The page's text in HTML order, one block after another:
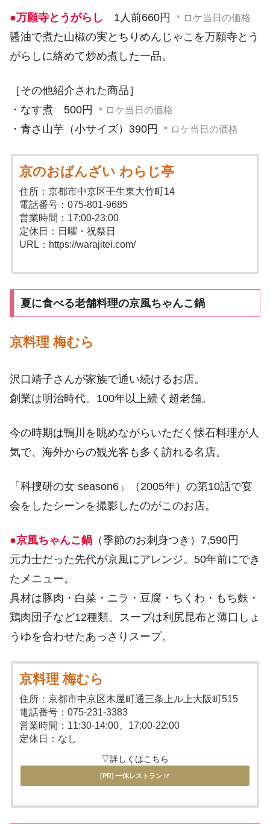
●万願寺とうがらし 1人前660円 ＊ロケ当日の価格
醤油で煮た山椒の実とちりめんじゃこを万願寺とう
がらしに絡めて炒め煮した一品。
［その他紹介された商品］
・なす煮 500円
＊ロケ当日の価格
・青さ山芋（小サイズ）390円 ＊ロケ当日の価格
京のおばんざい わらじ亭
住所：京都市中京区壬生東大竹町14
電話番号：075-801-9685
営業時間：17:00-23:00
定休日：日曜・祝祭日
URL：https://warajitei.com/
夏に食べる老舗料理の京風ちゃんこ鍋
京料理 梅むら
沢口靖子さんが家族で通い続けるお店。
創業は明治時代。100年以上続く超老舗。
今の時期は鴨川を眺めながらいただく懐石料理が人
気で、海外からの観光客も多く訪れる名店。
「科捜研の女 season6」（2005年）の第10話で宴
会をしたシーンを撮影したのがこのお店。
●京風ちゃんこ鍋 （季節のお刺身つき）7,590円
元力士だった先代が京風にアレンジ。50年前にでき
たメニュー。
具材は豚肉・白菜・ニラ・豆腐・ちくわ・もち麩・
鶏肉団子など12種類。スープは利尻昆布と薄口しょ
うゆを合わせたあっさりスープ。
京料理 梅むら
住所：京都市中京区木屋町通三条上ル上大阪町515
電話番号：075-231-3383
営業時間：11:30-14:00、17:00-22:00
定休日：なし
▽詳しくはこちら
[PR] 一休レストラン